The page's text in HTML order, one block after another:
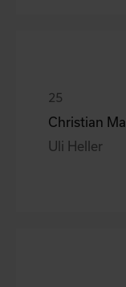
Christian
Uli Heller